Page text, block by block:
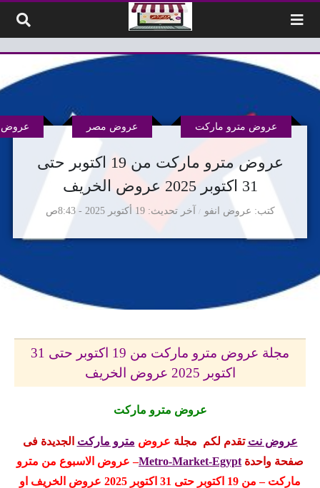
عروض مترو ماركت من 19 اكتوبر حتى
31 اكتوبر 2025 عروض الخريف
كتب عروض انفو
عروض مترو ماركت عروض مصر عروض
آخر تحديث 19 أكتوبر 2025 - 8:43ص
مجلة عروض مترو ماركت من 19 اكتوبر حتى 31
اكتوبر 2025 عروض الخريف
عروض مترو ماركت
عروض نت تقدم لكم مجلة عروض مترو ماركت الجديدةفى
صفحة واحدة Metro-Market-Egypt– عروض الاسبوع من مترو
ماركت – من 19 اكتوبر حتى 31 اكتوبر 2025 عروض الخريف
او